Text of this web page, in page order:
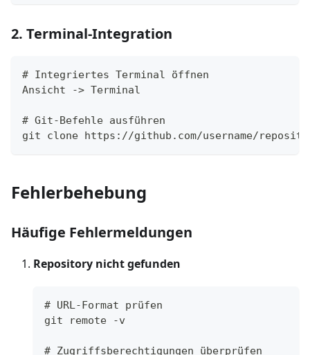
2. Terminal-Integration
# Integriertes Terminal öffnen
Ansicht -> Terminal
# Git-Befehle ausführen
git clone https://github.com/username/
Fehlerbehebung
Häufige Fehlermeldungen
Repository nicht gefunden
# URL-Format prüfen
git remote -v
# Zugriffsberechtigungen überprüfen